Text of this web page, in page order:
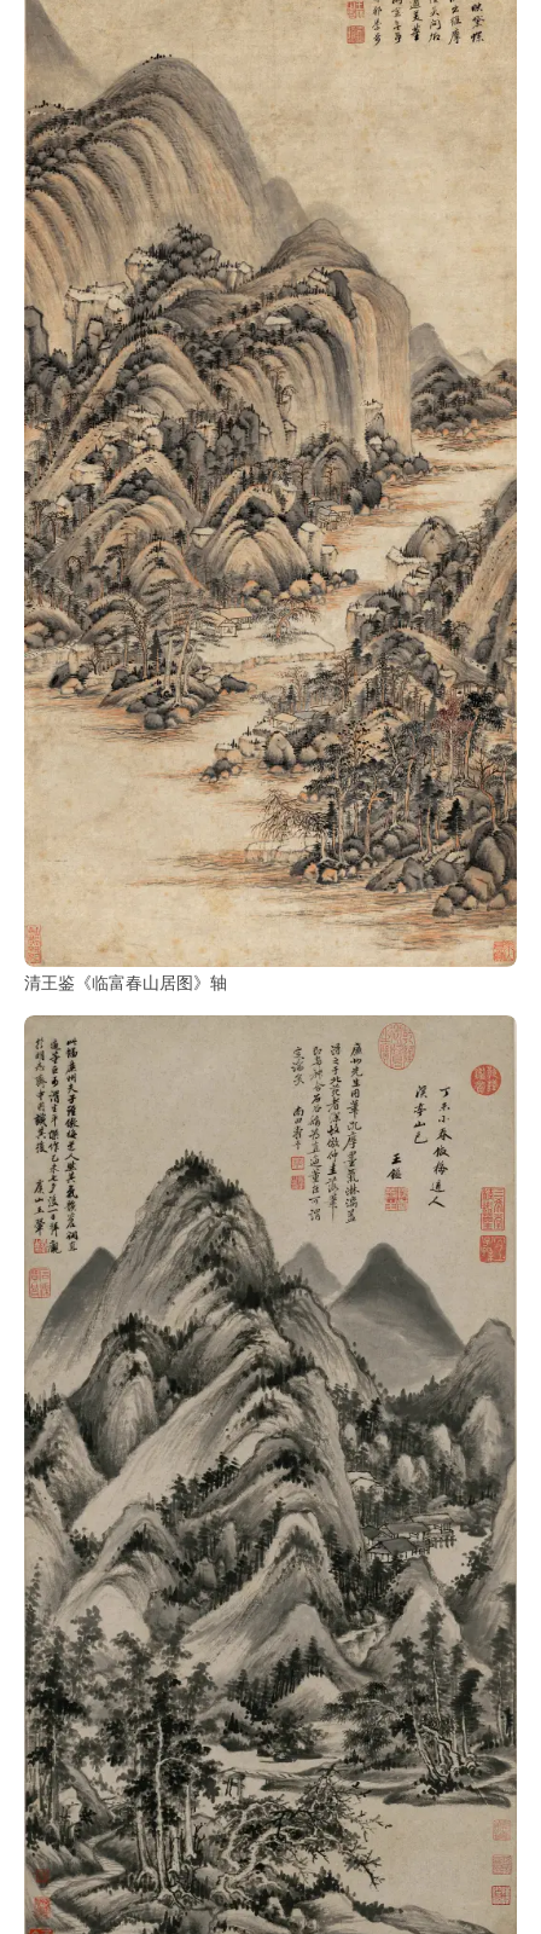
清王鉴《临富春山居图》轴
书
法
字
组
连
带
矢
量
书
法
字
库
篆
刻
印
鉴
查
询